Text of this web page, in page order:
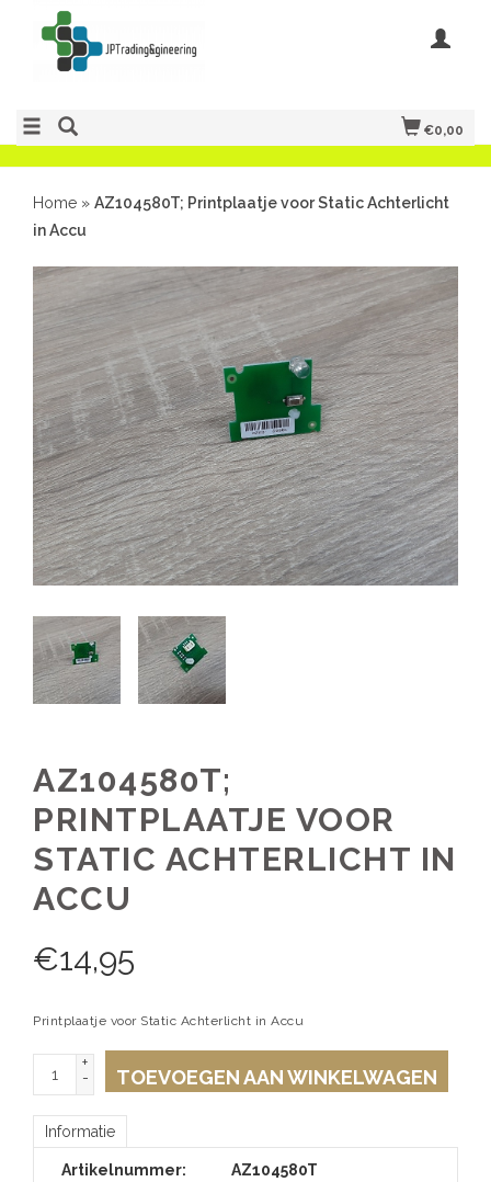
€0,00
Home » AZ104580T; Printplaatje voor Static Achterlicht
in Accu
AZ104580T;
PRINTPLAATJE VOOR
STATIC ACHTERLICHT IN
ACCU
€14,95
Printplaatje voor Static Achterlicht in Accu
+
-
TOEVOEGEN AAN WINKELWAGEN
Informatie
Artikelnummer:
AZ104580T